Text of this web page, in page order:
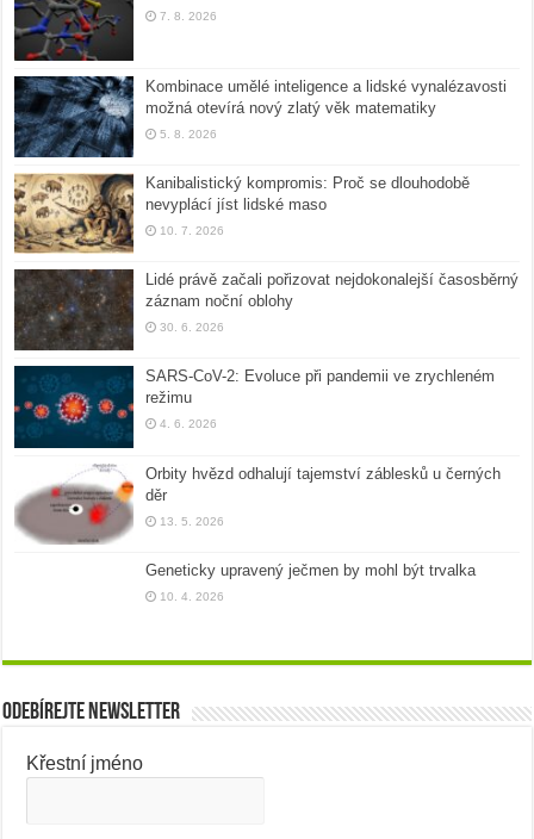
7. 8. 2026
Kombinace umělé inteligence a lidské vynalézavosti
možná otevírá nový zlatý věk matematiky
5. 8. 2026
Kanibalistický kompromis: Proč se dlouhodobě
nevyplácí jíst lidské maso
10. 7. 2026
Lidé právě začali pořizovat nejdokonalejší časosběrný
záznam noční oblohy
30. 6. 2026
SARS-CoV-2: Evoluce při pandemii ve zrychleném
režimu
4. 6. 2026
Orbity hvězd odhalují tajemství záblesků u černých
děr
13. 5. 2026
Geneticky upravený ječmen by mohl být trvalka
10. 4. 2026
Odebírejte newsletter
Křestní jméno